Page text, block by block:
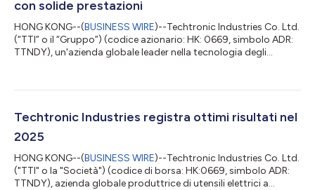
con solide prestazioni
HONG KONG--(BUSINESS WIRE)--Techtronic Industries Co. Ltd.
(“TTI” o il “Gruppo”) (codice azionario: HK: 0669, simbolo ADR:
TTNDY), un'azienda globale leader nella tecnologia degli
lieta di annunciare i suoi risultati per il periodo di sei mesi
da record nei primi sei mesi del 2026, con un aument...
Techtronic Industries registra ottimi risultati nel
2025
HONG KONG--(BUSINESS WIRE)--Techtronic Industries Co. Ltd.
("TTI" o la "Società") (codice di borsa: HK:0669, simbolo ADR:
TTNDY), azienda globale produttrice di utensili elettrici a